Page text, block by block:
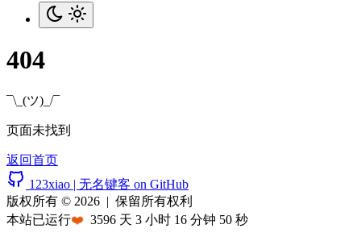
404
¯\_(ツ)_/¯
页面未找到
返回首页
123xiao | 无名键客 on GitHub
版权所有 © 2026 | 保留所有权利
本站已运行❤️ 3596 天 3 小时 16 分钟 50 秒